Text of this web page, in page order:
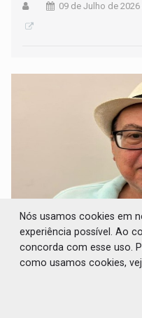
09 de Julho de 2026
CORRIDA DO
uma nova corrida
Nós usamos cookies em
experiência possível. Ao
concorda com esse uso.
como usamos cookies,